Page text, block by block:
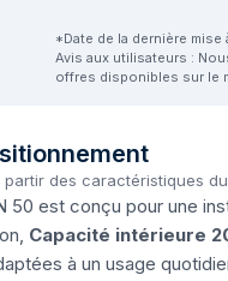
*Date de la dernière mise
Avis aux utilisateurs :
offres disponibles sur le
des caractéristiques
est conçu pour une
Capacité intérieure
à un usage